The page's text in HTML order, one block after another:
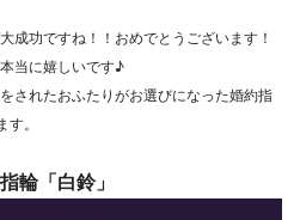
成功ですね！！おめでとうございます！
当に嬉しいです♪
されたおふたりがお選びになった婚約指
。
輪「白鈴」